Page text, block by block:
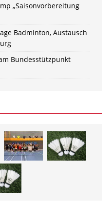
„Saisonvorbereitung
Badminton, Austausch
Bundesstützpunkt